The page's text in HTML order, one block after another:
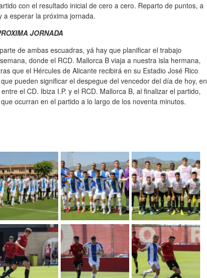
con el resultado inicial de cero a cero. Reparto de puntos, a
a esperar la próxima jornada.
JORNADA
de ambas escuadras, yá hay que planificar el trabajo
donde el RCD. Mallorca B viaja a nuestra isla hermana,
que el Hércules de Alicante recibirá en su Estadio José Rico
pueden significar el despegue del vencedor del día de hoy, en
el CD. Ibiza I.P. y el RCD. Mallorca B, al finalizar el partido,
ocurran en el partido a lo largo de los noventa minutos.